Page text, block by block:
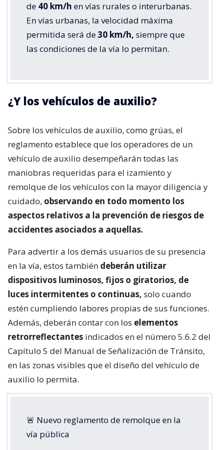
de 40 km/h en vías rurales o interurbanas.
En vías urbanas, la velocidad máxima
permitida será de30 km/h, siempre que
las condiciones de la vía lo permitan.
¿Y los vehículos de auxilio?
Sobre los vehículos de auxilio, como grúas, el
reglamento establece que los operadores de un
vehículo de auxilio desempeñarán todas las
maniobras requeridas para el izamiento y
remolque de los vehículos con la mayor diligencia y
cuidado, observando en todo momento los
aspectos relativos a la prevención de riesgos de
accidentes asociados a aquellas.
Para advertir a los demás usuarios de su presencia
en la vía, estos también deberán utilizar
dispositivos luminosos, fijos o giratorios, de
luces intermitentes o continuas, solo cuando
estén cumpliendo labores propias de sus funciones.
Además, deberán contar con los elementos
retrorreflectantes indicados en el número 5.6.2 del
Capítulo 5 del Manual de Señalización de Tránsito,
en las zonas visibles que el diseño del vehículo de
auxilio lo permita.
🚨 Nuevo reglamento de remolque en la
vía pública